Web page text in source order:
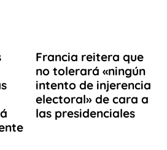
Francia reitera que
no tolerará «ningún
intento de injerencia
electoral» de cara a
las presidenciales